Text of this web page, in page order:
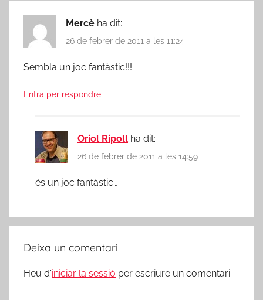
Mercè ha dit:
26 de febrer de 2011 a les 11:24
Sembla un joc fantàstic!!!
Entra per respondre
Oriol Ripoll ha dit:
26 de febrer de 2011 a les 14:59
és un joc fantàstic…
Deixa un comentari
Heu d'iniciar la sessió per escriure un comentari.